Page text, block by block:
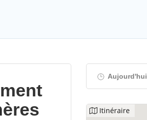
Aujourd'hui
Itinéraire